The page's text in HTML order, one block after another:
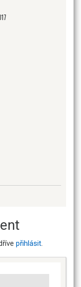
přihlásit.